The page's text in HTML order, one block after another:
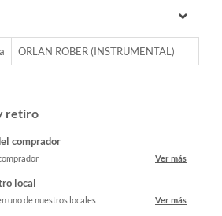
ORLAN ROBER (INSTRUMENTAL)
retiro
comprador
Ver más
local
uno de nuestros locales Ver más